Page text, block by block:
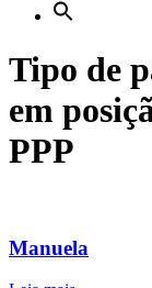
Tipo de
em
PPP
Manuela